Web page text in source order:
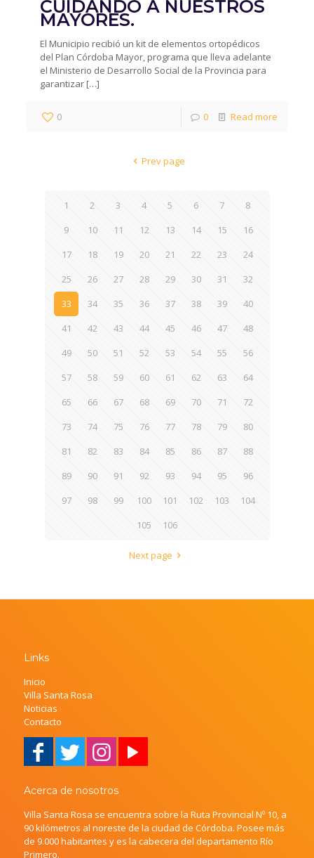
CUIDANDO A NUESTROS
MAYORES.
El Municipio recibió un kit de elementos ortopédicos
del Plan Córdoba Mayor, programa que lleva adelante
el Ministerio de Desarrollo Social de la Provincia para
garantizar […]
0 0 Read more
Prev page
1 2 3 4 5 6 7
8
9
10 11 12 13 14 15
16
17
18 19 20 21 22 23
24
25
26 27 28 29 30 31
32
33
34 35 36 37 38 39
40
41
42 43 44 45 46 47
48
49
50 51 52 53 54 55
56
57
58 59 60 61 62 63
64
65
66 67 68 69 70 71
72
73
74 75 76 77 78 79
80
81
82 83 84 85 86 87
88
89
90 91 92 93 94 95
96
97
98 99 100 101 102 103
104
105
106
Next page
Links
Inicio
Villa Santa Rosa
Noticias
Contacto
Acerca de nosotros
Villa Santa Rosa se encuentra sobre la Ruta Provincial Nº 10, a
90 kilómetros al noreste de la ciudad de Córdoba. Posee más
de 9.000 habitantes y es la cabecera del departamento Río
Primero.